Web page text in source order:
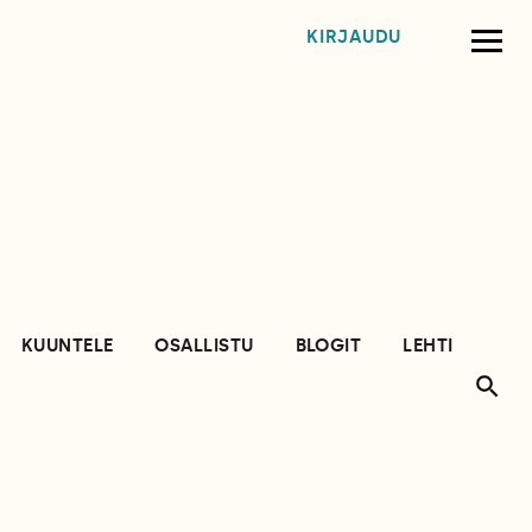
KIRJAUDU
KUUNTELE OSALLISTU BLOGIT LEHTI